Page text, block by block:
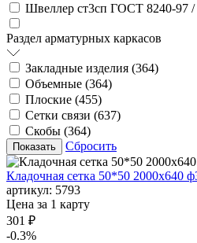
Швеллер ст3сп ГОСТ 8240-97 /
Раздел арматурных каркасов
Закладные изделия (364)
Объемные (364)
Плоские (455)
Сетки связи (637)
Скобы (364)
Сбросить
Кладочная сетка 50*50 2000х640
артикул: 5793
Цена за 1 карту
301 ₽
-0.3%